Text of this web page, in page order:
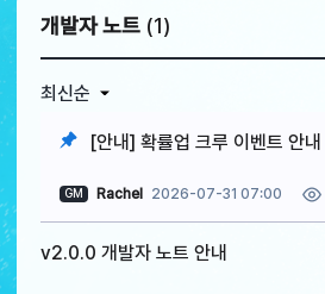
개발자 노트 (1)
최신순
[안내] 확률업 크루 이벤트 안
GM Rachel 2026-07-31 07:00
v2.0.0 개발자 노트 안내